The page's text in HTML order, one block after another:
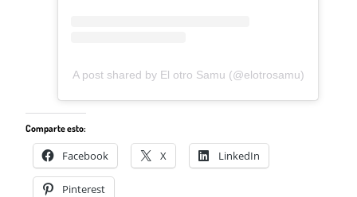
A post shared by El otro Samu (@elotrosamu)
Comparte esto:
Facebook X LinkedIn
Pinterest